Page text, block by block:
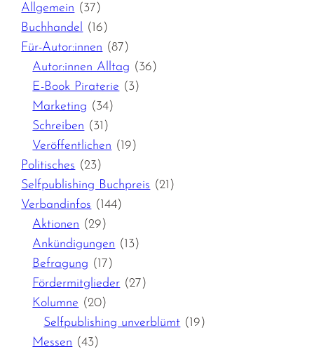
Allgemein (37)
Buchhandel
(16)
Für-Autor:innen (87)
Autor:innen Alltag (36)
E-Book Piraterie (3)
Marketing (34)
Schreiben (31)
Veröffentlichen (19)
Politisches (23)
Selfpublishing Buchpreis (21)
Verbandinfos (144)
Aktionen (29)
Ankündigungen (13)
Befragung (17)
Fördermitglieder (27)
Kolumne (20)
Selfpublishing unverblümt (19)
Messen (43)